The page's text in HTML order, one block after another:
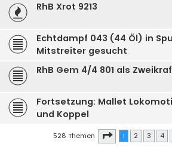
RhB Xrot 9213
Echtdampf 043 (44 Öl) in
Mitstreiter gesucht
RhB Gem 4/4 801 als
Fortsetzung: Mallet
und Koppel
528 Themen Seite von11
1 2 3 4